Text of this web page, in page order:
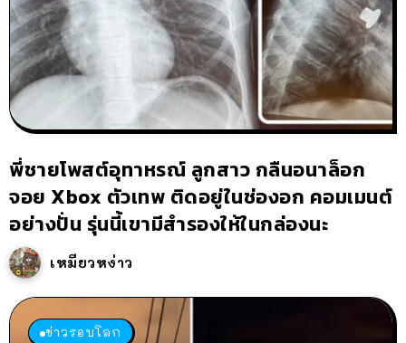
พี่ชายโพสต์อุทาหรณ์ ลูกสาว กลืนอนาล็อก
จอย Xbox ตัวเทพ ติดอยู่ในช่องอก คอมเมนต์
อย่างปั่น รุ่นนี้เขามีสำรองให้ในกล่องนะ
เหมียวหง่าว
ข่าวรอบโลก